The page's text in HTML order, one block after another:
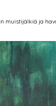
muistijälkiä ja